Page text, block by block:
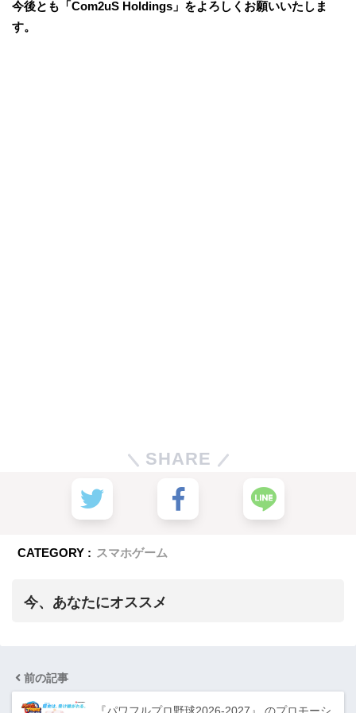
今後とも「Com2uS Holdings」をよろしくお願いいたしま
す。
SHARE
CATEGORY : スマホゲーム
今、あなたにオススメ
前の記事
『パワフルプロ野球2026-2027』 のプロモーシ